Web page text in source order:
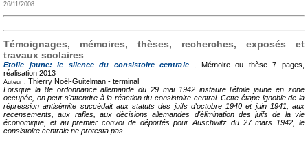
26/11/2008
Témoignages, mémoires, thèses, recherches, exposés et
travaux scolaires
Etoile jaune: le silence du consistoire centrale, Mémoire ou thèse
7 pages,
réalisation 2013
Auteur : Thierry Noël-Guitelman - terminal
Lorsque la 8e ordonnance allemande du 29 mai 1942 instaure l'étoile jaune en zone
occupée, on peut s'attendre à la réaction du consistoire central. Cette étape ignoble de la
répression antisémite succédait aux statuts des juifs d'octobre 1940 et juin 1941, aux
recensements, aux rafles, aux décisions allemandes d'élimination des juifs de la vie
économique, et au premier convoi de déportés pour Auschwitz du 27 mars 1942, le
consistoire centrale ne protesta pas.